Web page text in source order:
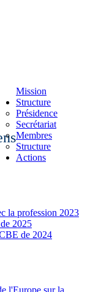
Mission
Structure
Présidence
Secrétariat
Membres
Structure
Actions
la profession 2023
2025
de 2024
l'Europe sur la